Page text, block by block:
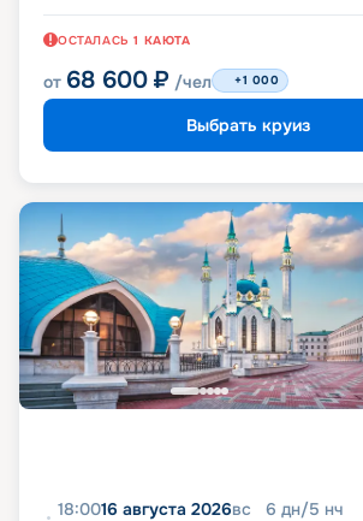
ОСТАЛАСЬ 1 КАЮТА
от 68 600 ₽ /чел +1 000
Выбрать круиз
18:0016 августа 2026вс 6 дн/5 нч